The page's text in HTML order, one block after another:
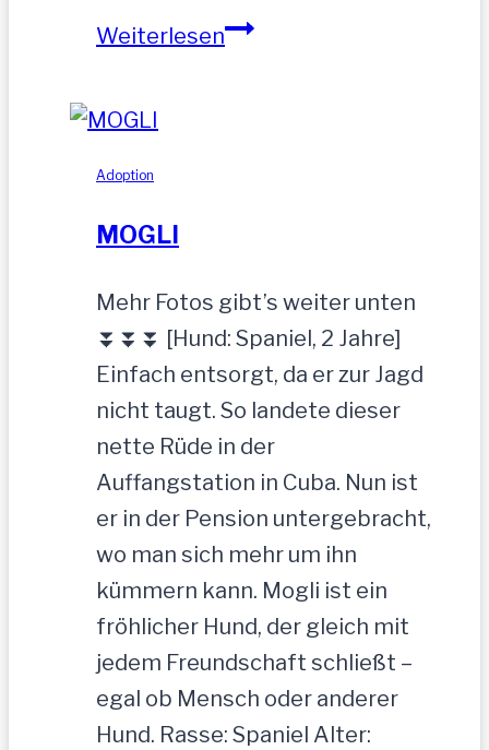
WeiterlesenZEUS
Adoption
MOGLI
Mehr Fotos gibt’s weiter unten
⏬⏬⏬ [Hund: Spaniel, 2 Jahre]
Einfach entsorgt, da er zur Jagd
nicht taugt. So landete dieser
nette Rüde in der
Auffangstation in Cuba. Nun ist
er in der Pension untergebracht,
wo man sich mehr um ihn
kümmern kann. Mogli ist ein
fröhlicher Hund, der gleich mit
jedem Freundschaft schließt –
egal ob Mensch oder anderer
Hund. Rasse: Spaniel Alter: